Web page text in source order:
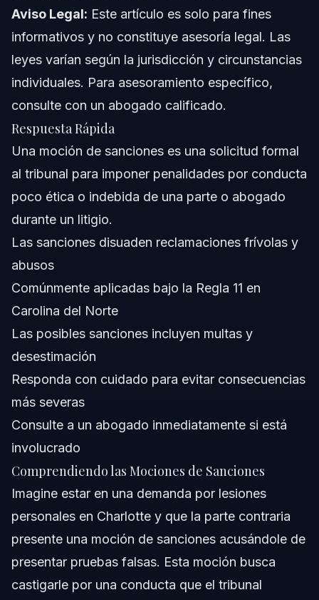
Confianza y Experiencia del Abogado
Preguntas Frecuentes
¿Qué es una moción de sanciones?
¿Cuáles son los tipos comunes de sanciones?
¿Cómo maneja Carolina del Norte las mociones de
¿Se pueden presentar mociones de sanciones contra el
abogado contrario?
¿Qué es una moción de sanciones frívola?
sanciones?
¿Existen reglas diferentes para sanciones en Florida?
de sanciones?
Fuentes y Referencias
Aviso Legal: Este artículo es solo para fines
informativos y no constituye asesoría legal. Las
leyes varían según la jurisdicción y circunstancias
individuales. Para asesoramiento específico,
consulte con un abogado calificado.
Respuesta Rápida
Una moción de sanciones es una solicitud formal
al tribunal para imponer penalidades por conducta
poco ética o indebida de una parte o abogado
durante un litigio.
Las sanciones disuaden reclamaciones frívolas y
abusos
Comúnmente aplicadas bajo la Regla 11 en
Carolina del Norte
Las posibles sanciones incluyen multas y
desestimación
Responda con cuidado para evitar consecuencias
más severas
Consulte a un abogado inmediatamente si está
involucrado
Comprendiendo las Mociones de Sanciones
Imagine estar en una demanda por lesiones
personales en Charlotte y que la parte contraria
presente una moción de sanciones acusándole de
presentar pruebas falsas. Esta moción busca
castigarle por una conducta que el tribunal